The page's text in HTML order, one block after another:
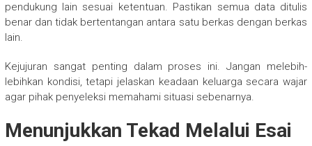
pendukung lain sesuai ketentuan. Pastikan semua data ditulis
benar dan tidak bertentangan antara satu berkas dengan berkas
lain.
Kejujuran sangat penting dalam proses ini. Jangan melebih-
lebihkan kondisi, tetapi jelaskan keadaan keluarga secara wajar
agar pihak penyeleksi memahami situasi sebenarnya.
Menunjukkan Tekad Melalui Esai